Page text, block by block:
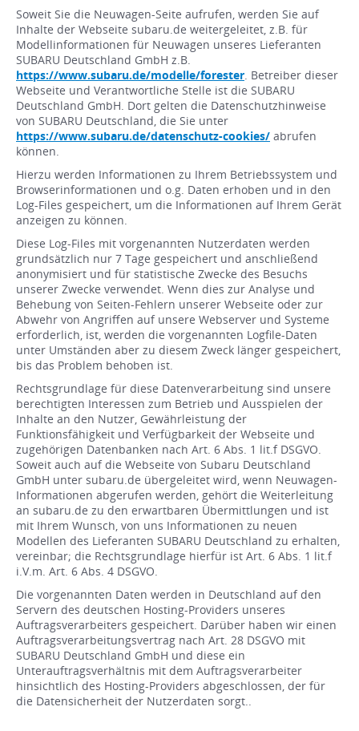
Soweit Sie die Neuwagen-Seite aufrufen, werden Sie auf
Inhalte der Webseite subaru.de weitergeleitet, z.B. für
Modellinformationen für Neuwagen unseres Lieferanten
SUBARU Deutschland GmbH z.B.
https://www.subaru.de/modelle/forester . Betreiber dieser
Webseite und Verantwortliche Stelle ist die SUBARU
Deutschland GmbH. Dort gelten die Datenschutzhinweise
von SUBARU Deutschland, die Sie unter
https://www.subaru.de/datenschutz-cookies/ abrufen
können.
Hierzu werden Informationen zu Ihrem Betriebssystem und
Browserinformationen und o.g. Daten erhoben und in den
Log-Files gespeichert, um die Informationen auf Ihrem Gerät
anzeigen zu können.
Diese Log-Files mit vorgenannten Nutzerdaten werden
grundsätzlich nur 7 Tage gespeichert und anschließend
anonymisiert und für statistische Zwecke des Besuchs
unserer Zwecke verwendet. Wenn dies zur Analyse und
Behebung von Seiten-Fehlern unserer Webseite oder zur
Abwehr von Angriffen auf unsere Webserver und Systeme
erforderlich, ist, werden die vorgenannten Logfile-Daten
unter Umständen aber zu diesem Zweck länger gespeichert,
bis das Problem behoben ist.
Rechtsgrundlage für diese Datenverarbeitung sind unsere
berechtigten Interessen zum Betrieb und Ausspielen der
Inhalte an den Nutzer, Gewährleistung der
Funktionsfähigkeit und Verfügbarkeit der Webseite und
zugehörigen Datenbanken nach Art. 6 Abs. 1 lit.f DSGVO.
Soweit auch auf die Webseite von Subaru Deutschland
GmbH unter subaru.de übergeleitet wird, wenn Neuwagen-
Informationen abgerufen werden, gehört die Weiterleitung
an subaru.de zu den erwartbaren Übermittlungen und ist
mit Ihrem Wunsch, von uns Informationen zu neuen
Modellen des Lieferanten SUBARU Deutschland zu erhalten,
vereinbar; die Rechtsgrundlage hierfür ist Art. 6 Abs. 1 lit.f
i.V.m. Art. 6 Abs. 4 DSGVO.
Die vorgenannten Daten werden in Deutschland auf den
Servern des deutschen Hosting-Providers unseres
Auftragsverarbeiters gespeichert. Darüber haben wir einen
Auftragsverarbeitungsvertrag nach Art. 28 DSGVO mit
SUBARU Deutschland GmbH und diese ein
Unterauftragsverhältnis mit dem Auftragsverarbeiter
hinsichtlich des Hosting-Providers abgeschlossen, der für
die Datensicherheit der Nutzerdaten sorgt..